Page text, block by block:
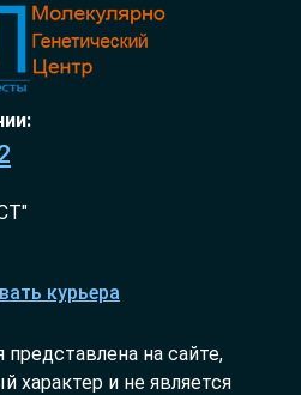
курьера
на сайте,
характер и не является